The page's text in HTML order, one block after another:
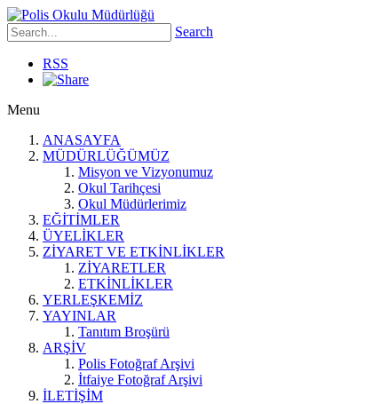
Search
RSS
Menu
ANASAYFA
MÜDÜRLÜĞÜMÜZ
Misyon ve Vizyonumuz
Okul Tarihçesi
Okul Müdürlerimiz
EĞİTİMLER
ÜYELİKLER
ZİYARET VE ETKİNLİKLER
ZİYARETLER
ETKİNLİKLER
YERLEŞKEMİZ
YAYINLAR
Tanıtım Broşürü
ARŞİV
Polis Fotoğraf Arşivi
İtfaiye Fotoğraf Arşivi
İLETİŞİM